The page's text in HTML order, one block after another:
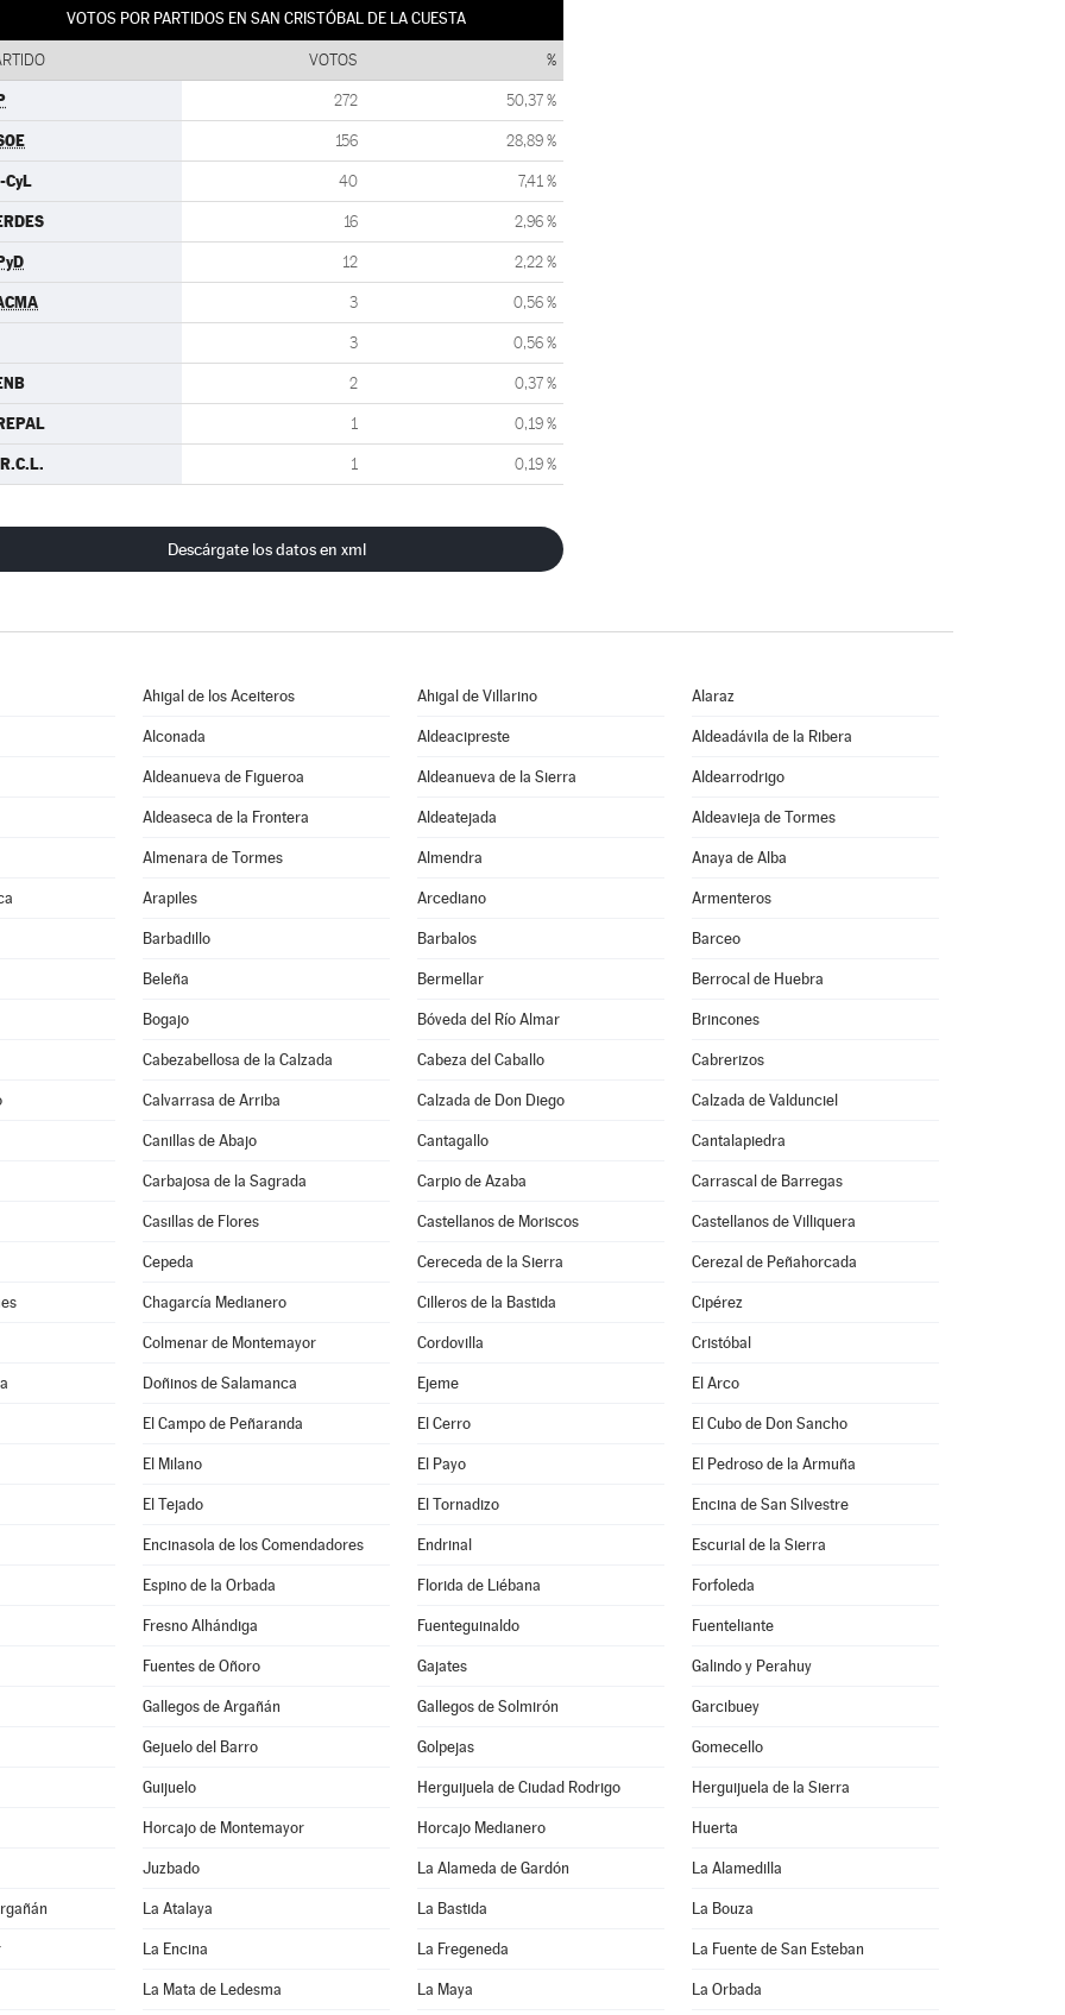
VOTOS POR PARTIDOS EN SAN CRISTÓBAL DE LA CUESTA
VOTOS %
272 50,37 %
156 28,89 %
CyL 40 7,41 %
16 2,96 %
12 2,22 %
3 0,56 %
3 0,56 %
2 0,37 %
1 0,19 %
1 0,19 %
Descárgate los datos en xml
Ahigal de los Aceiteros Ahigal de Villarino Alaraz
Alconada Aldeacipreste Aldeadávila de la Ribera
Aldeanueva de Figueroa Aldeanueva de la Sierra Aldearrodrigo
Aldeaseca de la Frontera Aldeatejada Aldeavieja de Tormes
Almenara de Tormes Almendra Anaya de Alba
Arapiles Arcediano Armenteros
Barbadillo Barbalos Barceo
Beleña Bermellar Berrocal de Huebra
Bogajo Bóveda del Río Almar Brincones
Cabezabellosa de la Calzada Cabeza del Caballo Cabrerizos
Calvarrasa de Arriba Calzada de Don Diego Calzada de Valdunciel
Canillas de Abajo Cantagallo Cantalapiedra
Carbajosa de la Sagrada Carpio de Azaba Carrascal de Barregas
Casillas de Flores Castellanos de Moriscos Castellanos de Villiquera
Cepeda Cereceda de la Sierra Cerezal de Peñahorcada
Chagarcía Medianero Cilleros de la Bastida Cipérez
Colmenar de Montemayor Cordovilla Cristóbal
Doñinos de Salamanca Ejeme El Arco
El Campo de Peñaranda El Cerro El Cubo de Don Sancho
El Milano El Payo El Pedroso de la Armuña
El Tejado El Tornadizo Encina de San Silvestre
Encinasola de los Comendadores Endrinal Escurial de la Sierra
Espino de la Orbada Florida de Liébana Forfoleda
Fresno Alhándiga Fuenteguinaldo Fuenteliante
Fuentes de Oñoro Gajates Galindo y Perahuy
Gallegos de Argañán Gallegos de Solmirón Garcibuey
Gejuelo del Barro Golpejas Gomecello
Guijuelo Herguijuela de Ciudad Rodrigo Herguijuela de la Sierra
Horcajo de Montemayor Horcajo Medianero Huerta
Juzbado La Alameda de Gardón La Alamedilla
La Atalaya La Bastida La Bouza
La Encina La Fregeneda La Fuente de San Esteban
La Mata de Ledesma La Maya La Orbada